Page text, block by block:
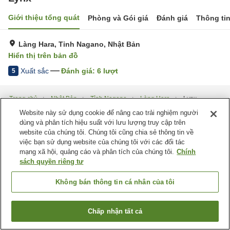
Giới thiệu tổng quát Phòng và Gói giá Đánh giá Thông
Làng Hara, Tỉnh Nagano, Nhật Bản
Hiển thị trên bản đồ
5 Xuất sắc Đánh giá: 6 lượt
Trang chủ Nhật Bản Tỉnh Nagano Làng Hara Lynx
Tìm phòng trống
Website này sử dụng cookie để nâng cao trải nghiệm người
dùng và phân tích hiệu suất với lưu lượng truy cập trên
website của chúng tôi. Chúng tôi cũng chia sẻ thông tin về
việc bạn sử dụng website của chúng tôi với các đối tác
mạng xã hội, quảng cáo và phân tích của chúng tôi. Chính
sách quyền riêng tư
Không bán thông tin cá nhân của tôi
Chấp nhận tất cả